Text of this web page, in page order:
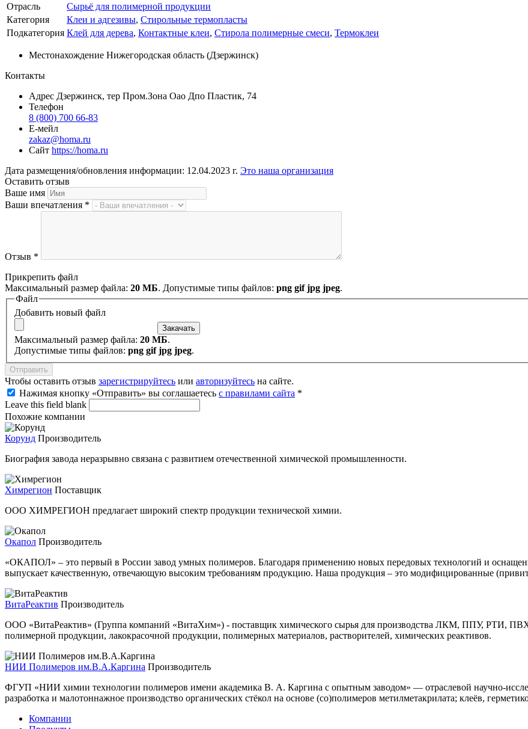
Отрасль
Сырьё для полимерной продукции
Категория
Клеи и адгезивы, Стирольные термопласты
Подкатегория Клей для дерева, Контактные клеи, Стирола полимерные смеси, Термоклеи
Местонахождение Нижегородская область (Дзержинск)
Контакты
Адрес Дзержинск, тер Пром.Зона Оао Дпо Пластик, 74
Телефон
8 (800) 700 66-83
Е-мейл
zakaz@homa.ru
Сайт https://homa.ru
Дата размещения/обновления информации: 12.04.2023 г. Это наша организация
Оставить отзыв
Ваше имя
Ваши впечатления *
Отзыв *
Прикрепить файл
Максимальный размер файла: 20 МБ. Допустимые типы файлов: png gif jpg jpeg.
Файл
Добавить новый файл
Максимальный размер файла: 20 МБ.
Допустимые типы файлов: png gif jpg jpeg.
Чтобы оставить отзыв зарегистрируйтесь или авторизуйтесь на сайте.
Нажимая кнопку «Отправить» вы соглашаетесь с правилами сайта *
Leave this field blank
Похожие компании
Корунд Производитель
Биография завода неразрывно связана с развитием отечественной химической промышленности.
Химрегион Поставщик
ООО ХИМРЕГИОН предлагает широкий спектр продукции технической химии.
Окапол Производитель
«ОКАПОЛ» – это первый в России завод умных полимеров. Благодаря применению новых передовых технологий и
выпускает качественную, отвечающую высоким требованиям продукцию. Наша продукция – это модифицированные
ВитаРеактив Производитель
ООО «ВитаРеактив» (Группа компаний «ВитаХим») - поставщик химического сырья для производства ЛКМ, ППУ, РТИ,
полимерной продукции, лакокрасочной продукции, полимерных материалов, растворителей, химических реактивов.
НИИ Полимеров им.В.А.Каргина Производитель
ФГУП «НИИ химии технологии полимеров имени академика В. А. Каргина с опытным заводом» — отраслевой научно-
разработка и малотоннажное производство органических стёкол на основе (со)полимеров метилметакрилата; клеёв,
Компании